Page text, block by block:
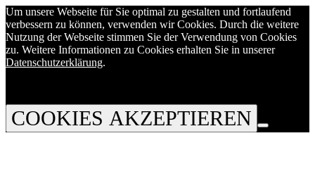
Um unsere Webseite für Sie optimal zu gestalten und fortlaufend
verbessern zu können, verwenden wir Cookies. Durch die weitere
Nutzung der Webseite stimmen Sie der Verwendung von Cookies
zu. Weitere Informationen zu Cookies erhalten Sie in unserer
Datenschutzerklärung.
COOKIES AKZEPTIEREN